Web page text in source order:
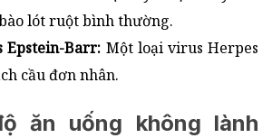
lót ruột bình thường.
Epstein-Barr: Một loại virus Herpes
cầu đơn nhân.
ăn uống không lành